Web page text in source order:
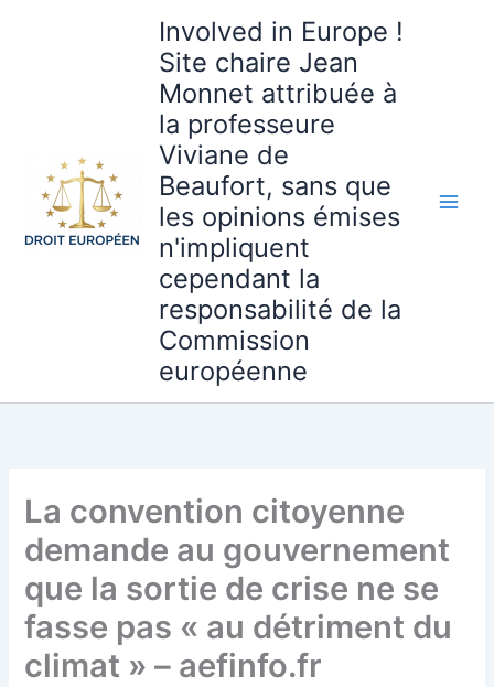
Involved in Europe !
Site chaire Jean
Monnet attribuée à
la professeure
Viviane de
Beaufort, sans que
les opinions émises
n'impliquent
cependant la
responsabilité de la
Commission
européenne
La convention citoyenne
demande au gouvernement
que la sortie de crise ne se
fasse pas « au détriment du
climat » – aefinfo.fr